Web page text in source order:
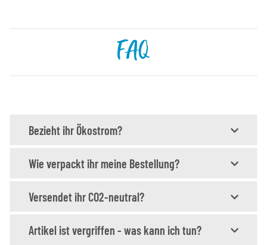
FAQ
Bezieht ihr Ökostrom?
Wie verpackt ihr meine Bestellung?
Versendet ihr CO2-neutral?
Artikel ist vergriffen - was kann ich tun?